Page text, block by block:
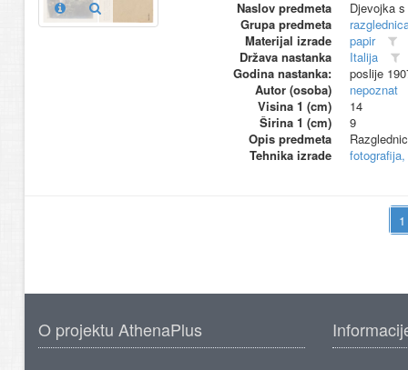
Naslov predmeta
Djevojka
Grupa predmeta
Materijal izrade
papir
Država nastanka
Italija
Godina nastanka:
poslije
Autor (osoba)
nepoznat
Visina 1 (cm)
14
Širina 1 (cm)
9
Opis predmeta
Tehnika izrade
O projektu AthenaPlus